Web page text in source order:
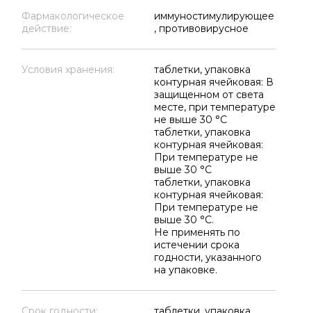
Фармакологическое
действие:
иммуностимулирующее
, противовирусное
Условия хранения:
таблетки, упаковка
контурная ячейковая: В
защищенном от света
месте, при температуре
не выше 30 °C
таблетки, упаковка
контурная ячейковая:
При температуре не
выше 30 °C
таблетки, упаковка
контурная ячейковая:
При температуре не
выше 30 °C.
Не применять по
истечении срока
годности, указанного
на упаковке.